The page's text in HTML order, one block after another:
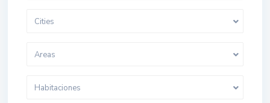
Cities
Areas
Habitaciones